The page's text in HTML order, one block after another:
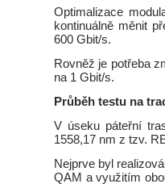
Optimalizace
kontinuálně měnit
600 Gbit/s.
Rovněž je potřeba
na 1 Gbit/s.
Průběh testu na
V úseku páteřní
1558,17 nm z tzv.
Nejprve byl
QAM a využitím